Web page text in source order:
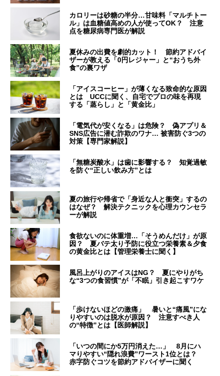
カロリーは砂糖の半分…甘味料「マルチトー
ル」は血糖値高めの人が使ってOK？ 注意
点を糖尿病専門医が解説
夏休みの出費を劇的カット！ 節約アドバイ
ザーが教える「0円レジャー」と“おうち外
食”の裏ワザ
「アイスコーヒー」が薄くなる致命的な原因
とは UCCに聞く、自宅でプロの味を再現
する「蒸らし」と「黄金比」
「電気代が安くなる」は危険？ 偽アプリ＆
SNS広告に潜む詐欺のワナ… 被害防ぐ3つの
対策【専門家解説】
「無糖炭酸水」は歯に影響する？ 知覚過敏
を防ぐ“正しい飲み方”とは
夏の旅行や帰省で「身近な人と衝突」するの
はなぜ？ 解決テクニックを心理カウンセラ
ーが解説
食欲ないのに体重増…「そうめんだけ」が原
因？ 夏バテ太り予防に役立つ栄養素＆夕食
の黄金比とは【管理栄養士に聞く】
風呂上がりのアイスはNG？ 夏にやりがち
な“3つの食習慣”が「不眠」引き起こすワケ
「歩けないほどの激痛」 暑いと“痛風”にな
りやすいのは脱水が原因？ 注意すべき人
の“特徴”とは【医師解説】
「いつの間にか5万円消えた…」 8月にハ
マりやすい“隠れ浪費”ワースト1位とは？
赤字防ぐコツを節約アドバイザーに聞く